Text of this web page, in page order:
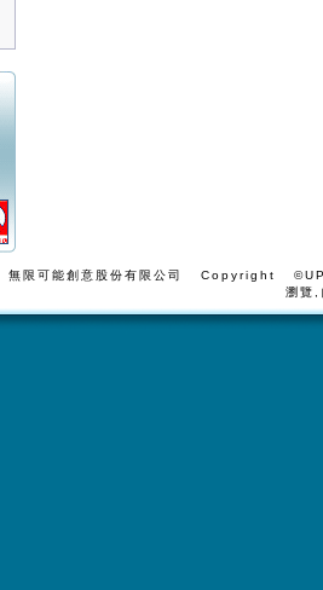
無限可能創意股份有限公司 Copyright
瀏